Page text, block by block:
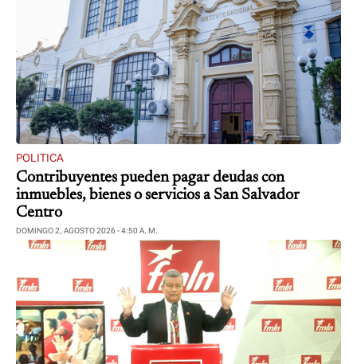
POLITICA
Contribuyentes pueden pagar deudas con
inmuebles, bienes o servicios a San Salvador
Centro
DOMINGO 2, AGOSTO 2026 - 4:50 A. M.